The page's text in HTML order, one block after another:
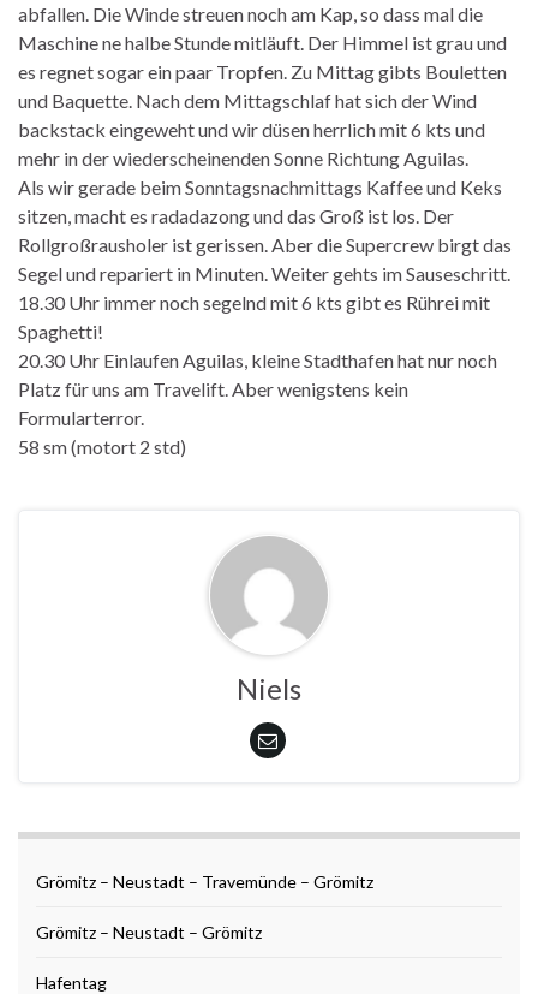
abfallen. Die Winde streuen noch am Kap, so dass mal die
Maschine ne halbe Stunde mitläuft. Der Himmel ist grau und
es regnet sogar ein paar Tropfen. Zu Mittag gibts Bouletten
und Baquette. Nach dem Mittagschlaf hat sich der Wind
backstack eingeweht und wir düsen herrlich mit 6 kts und
mehr in der wiederscheinenden Sonne Richtung Aguilas.
Als wir gerade beim Sonntagsnachmittags Kaffee und Keks
sitzen, macht es radadazong und das Groß ist los. Der
Rollgroßrausholer ist gerissen. Aber die Supercrew birgt das
Segel und repariert in Minuten. Weiter gehts im Sauseschritt.
18.30 Uhr immer noch segelnd mit 6 kts gibt es Rührei mit
Spaghetti!
20.30 Uhr Einlaufen Aguilas, kleine Stadthafen hat nur noch
Platz für uns am Travelift. Aber wenigstens kein
Formularterror.
58 sm (motort 2 std)
Niels
Grömitz – Neustadt – Travemünde – Grömitz
Grömitz – Neustadt – Grömitz
Hafentag